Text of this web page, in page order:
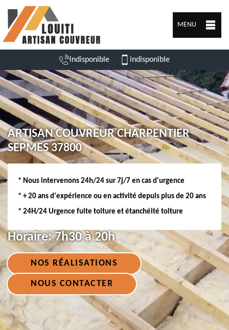
MENU
indisponible indisponible
ARTISAN COUVREUR CHARPENTIER
SEPMES 37800
* Nous intervenons 24h/24 sur 7j/7 en cas d'urgence
* + 20 ans d'expérience ou en activité depuis plus de 20 ans
* 24H/24 Urgence fuite toiture et étanchéité toiture
Horaire:7h30 à 20h
NOS RÉALISATIONS
NOUS CONTACTER